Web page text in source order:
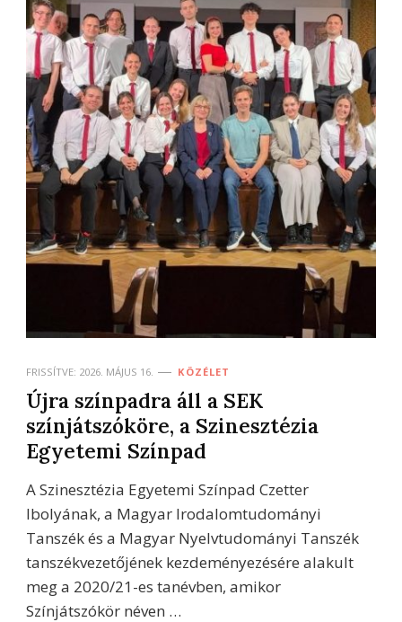
FRISSÍTVE: 2026. MÁJUS 16. KÖZÉLET
Újra színpadra áll a SEK
színjátszóköre, a Szinesztézia
Egyetemi Színpad
A Szinesztézia Egyetemi Színpad Czetter
Ibolyának, a Magyar Irodalomtudományi
Tanszék és a Magyar Nyelvtudományi Tanszék
tanszékvezetőjének kezdeményezésére alakult
meg a 2020/21-es tanévben, amikor
Színjátszókör néven …